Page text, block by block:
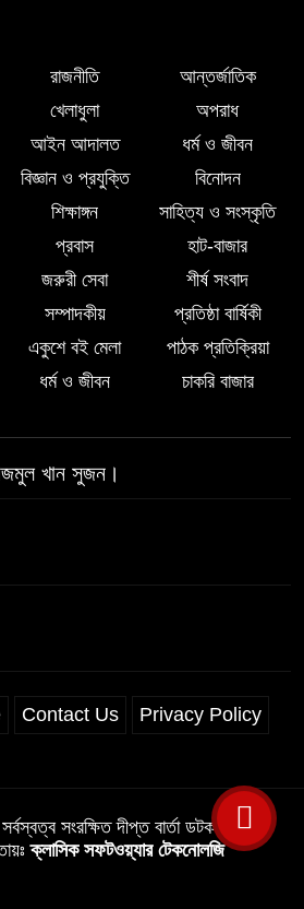
লালমোহনে শহীদ নূরে আলমের ৪র্থ
মৃত্যুবার্ষিকী পালন, মোমবাতি প্রজ্জ্বলন ও
নীরবতা
ইন্দোনেশিয়ার বিশ্ববিদ্যালয়ে ফুল ফান্ডেড
স্কলারশিপ অর্জন করলেন লালমোহনের
সন্তান ফাহিম
দক্ষিন আইচায় ‎বিভিন্ন পরিচয়ে বাড়িতে ঢুকে
প্রতারণার অভিযোগ, সতর্ক থাকার আহ্বান
রাজনীতি
আন্তর্জাতিক
খেলাধুলা
অপরাধ
আইন আদালত
ধর্ম ও জীবন
বিজ্ঞান ও প্রযুক্তি
বিনোদন
শিক্ষাঙ্গন
সাহিত্য ও সংস্কৃতি
প্রবাস
হাট-বাজার
জরুরী সেবা
শীর্ষ সংবাদ
সম্পাদকীয়
প্রতিষ্ঠা বার্ষিকী
একুশে বই মেলা
পাঠক প্রতিক্রিয়া
ধর্ম ও জীবন চাকরি বাজার
খান সুজন।
Contact Us Privacy Policy
সংরক্ষিত দীপ্ত বার্তা ডটকম
ক্লাসিক সফটওয়্যার টেকনোলজি